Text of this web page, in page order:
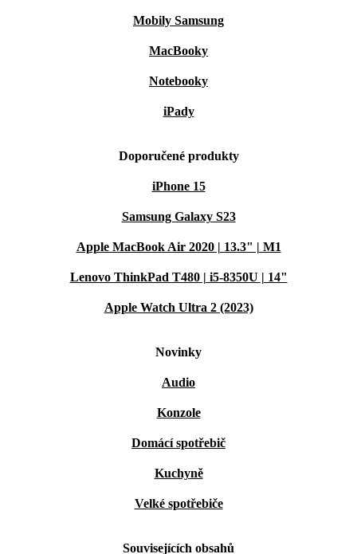
Mobily Samsung
MacBooky
Notebooky
iPady
Doporučené produkty
iPhone 15
Samsung Galaxy S23
Apple MacBook Air 2020 | 13.3" | M1
Lenovo ThinkPad T480 | i5-8350U | 14"
Apple Watch Ultra 2 (2023)
Novinky
Audio
Konzole
Domácí spotřebič
Kuchyně
Velké spotřebiče
Souvisejících obsahů